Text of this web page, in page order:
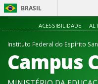
BRASIL
ACESSIBILIDADE
Instituto Federal do Espírito
Campus